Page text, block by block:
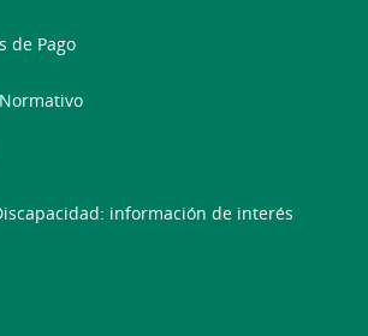
de Pago
información de interés